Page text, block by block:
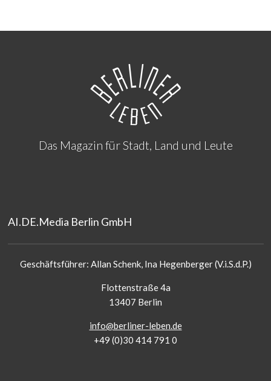
Das Magazin für Stadt, Land und Leute
AI.DE.Media Berlin GmbH
Geschäftsführer: Allan Schenk, Ina Hegenberger (V.i.S.d.P.)
Flottenstraße 4a
13407 Berlin
info@berliner-leben.de
+49 (0)30 414 791 0